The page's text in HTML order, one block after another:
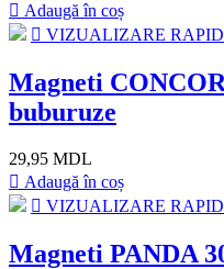
Adaugă în coș
VIZUALIZARE
Magneti
buburuze
29,95 MDL
Adaugă în coș
VIZUALIZARE
Magneti PANDA